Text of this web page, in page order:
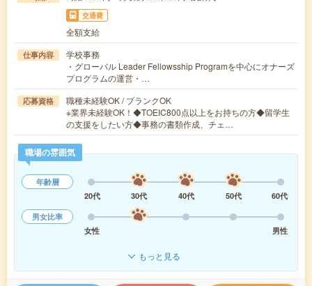
交通費
全額支給
仕事内容
学校事務
・グローバル Leader Fellowsship Programを中心にオナーズ
プログラムの運営・…
応募資格
職種未経験OK / ブランクOK
※業界未経験OK！◆TOEIC800点以上をお持ちの方◆留学生
の支援をしたい方◆事務の書類作成、チェ…
職場の雰囲気
年齢層
20代
30代 40代 50代
60代
男女比率
女性
男性
もっと見る